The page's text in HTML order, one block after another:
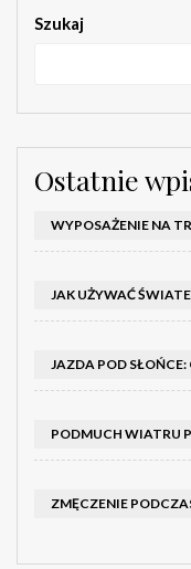
Szukaj
Ostatnie